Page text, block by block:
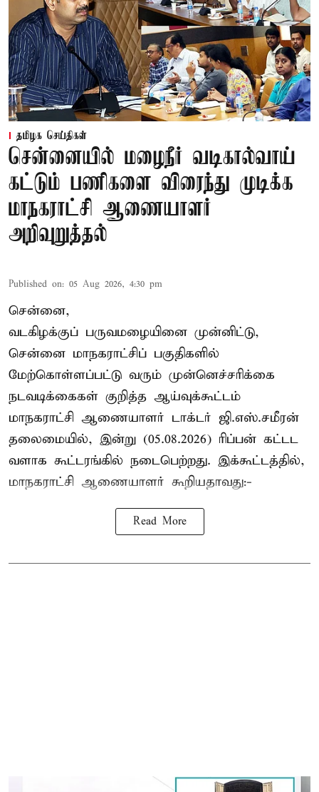
தமிழக செய்திகள்
சென்னையில் மழைநீர் வடிகால்வாய்
கட்டும் பணிகளை விரைந்து முடிக்க
மாநகராட்சி ஆணையாளர்
அறிவுறுத்தல்
Published on: 05 Aug 2026, 4:30 pm
சென்னை,
வடகிழக்குப் பருவமழையினை முன்னிட்டு,
சென்னை மாநகராட்சிப் பகுதிகளில்
மேற்கொள்ளப்பட்டு வரும் முன்னெச்சரிக்கை
நடவடிக்கைகள் குறித்த ஆய்வுக்கூட்டம்
மாநகராட்சி ஆணையாளர் டாக்டர் ஜி.எஸ்.சமீரன்
தலைமையில், இன்று (05.08.2026) ரிப்பன் கட்டட
வளாக கூட்டரங்கில் நடைபெற்றது. இக்கூட்டத்தில்,
மாநகராட்சி ஆணையாளர் கூறியதாவது:-
Read More